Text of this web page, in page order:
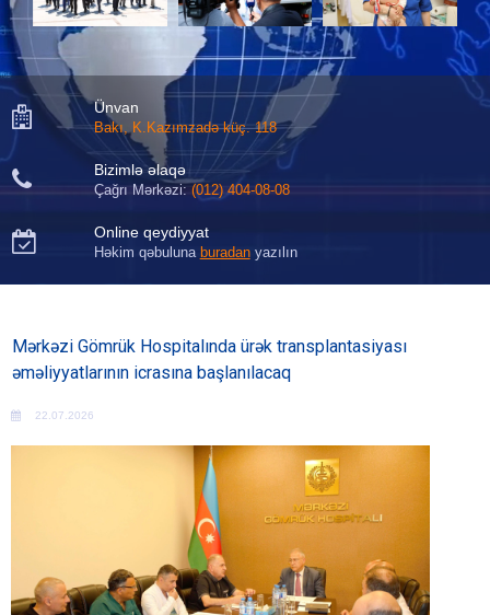
 Ünvan
Bakı, K.Kazımzadə küç. 118
 Bizimlə əlaqə
Çağrı Mərkəzi:(012) 404-08-08
 Online qeydiyyat
Həkim qəbuluna buradanyazılın
Mərkəzi Gömrük Hospitalında ürək transplantasiyası
əməliyyatlarının icrasına başlanılacaq
22.07.2026